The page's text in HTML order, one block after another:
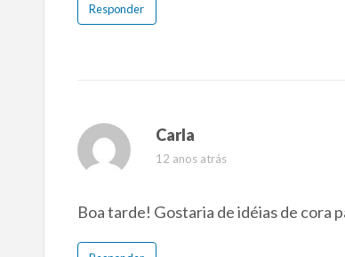
Responder
Carla
12 anos atrás
Boa tarde! Gostaria de idéias de cora